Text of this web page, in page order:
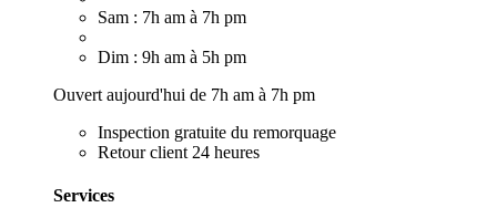
Sam : 7h am à 7h pm
Dim : 9h am à 5h pm
Ouvert aujourd'hui de 7h am à 7h pm
Inspection gratuite du remorquage
Retour client 24 heures
Services